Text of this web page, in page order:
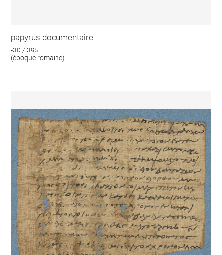
papyrus documentaire
-30 / 395
(époque romaine)